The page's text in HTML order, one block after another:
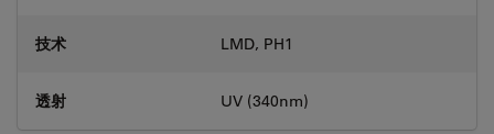
技术 LMD, PH1
透射 UV (340nm)